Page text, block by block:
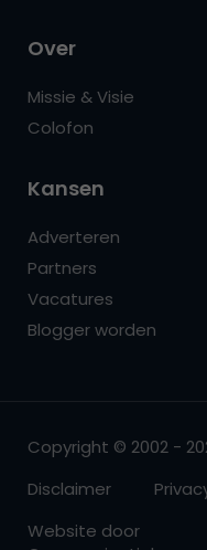
Over
Missie & Visie
Colofon
Kansen
Adverteren
Partners
Vacatures
Blogger worden
Copyright © 2002 -
Disclaimer
Website door